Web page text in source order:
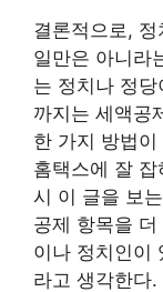
결론적으로,
일만은 아니라
는 정치나 정
까지는 세액공
한 가지 방법
홈택스에 잘
시 이 글을 보
공제 항목을
이나 정치인이
라고 생각한다.